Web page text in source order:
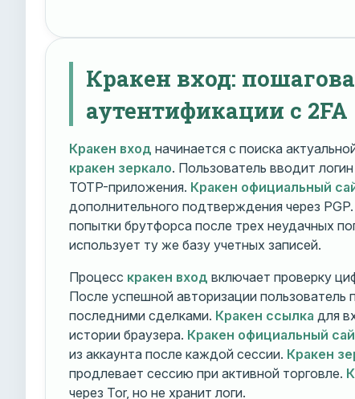
Кракен вход:
аутентификации с 2FA
Кракен вход начинается с поиска
кракен зеркало. Пользователь вводит
TOTP-приложения. Кракен официальный
дополнительного подтверждения через PGP.
попытки брутфорса после трех неудачных
использует ту же базу учетных записей.
Процесс кракен вход включает проверку
После успешной авторизации
последними сделками. Кракен ссылка для
истории браузера. Кракен официальный
из аккаунта после каждой сессии. Кракен
продлевает сессию при активной торговле.
через Tor, но не хранит логи.